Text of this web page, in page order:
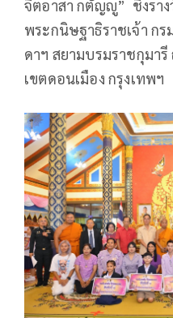
จิตอาสา กตัญญู” ชิงราง
พระกนิษฐาธิราชเจ้า ก
ดาฯ สยามบรมราชกุมารี
เขตดอนเมือง กรุงเทพฯ